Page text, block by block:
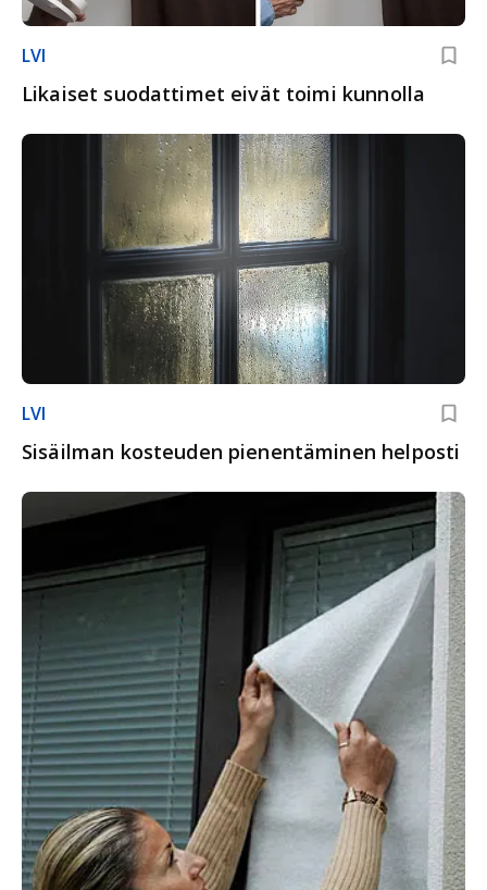
LVI
Likaiset suodattimet eivät toimi kunnolla
LVI
Sisäilman kosteuden pienentäminen helposti